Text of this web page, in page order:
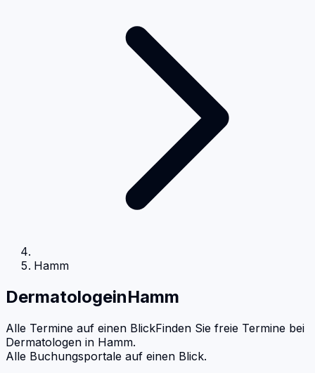
Hamm
DermatologeinHamm
Alle Termine auf einen BlickFinden Sie freie Termine bei
Dermatologen in Hamm.
Alle Buchungsportale auf einen Blick.